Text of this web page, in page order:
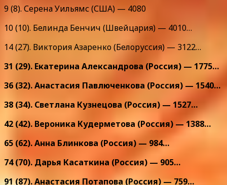
9 (8). Серена Уильямс (США) — 4080
10 (10). Белинда Бенчич (Швейцария) — 4010…
14 (27). Виктория Азаренко (Белоруссия) — 3122…
31 (29). Екатерина Александрова (Россия) — 1775…
36 (32). Анастасия Павлюченкова (Россия) — 1540…
38 (34). Светлана Кузнецова (Россия) — 1527…
42 (42). Вероника Кудерметова (Россия) — 1388…
65 (62). Анна Блинкова (Россия) — 984…
74 (70). Дарья Касаткина (Россия) — 905…
91 (87). Анастасия Потапова (Россия) — 759…